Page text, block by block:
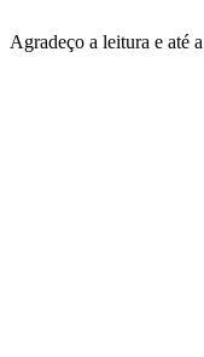
Agradeço a leitura e até